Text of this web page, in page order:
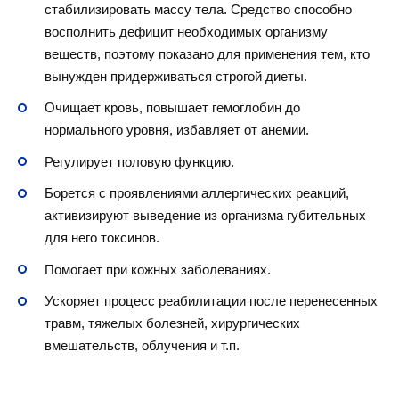
стабилизировать массу тела. Средство способно
восполнить дефицит необходимых организму
веществ, поэтому показано для применения тем, кто
вынужден придерживаться строгой диеты.
Очищает кровь, повышает гемоглобин до
нормального уровня, избавляет от анемии.
Регулирует половую функцию.
Борется с проявлениями аллергических реакций,
активизируют выведение из организма губительных
для него токсинов.
Помогает при кожных заболеваниях.
Ускоряет процесс реабилитации после перенесенных
травм, тяжелых болезней, хирургических
вмешательств, облучения и т.п.